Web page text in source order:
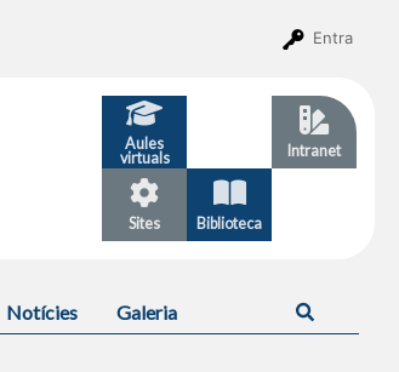
Entra
Aules
virtuals
Intranet
Sites Biblioteca
Notícies Galeria Cerca